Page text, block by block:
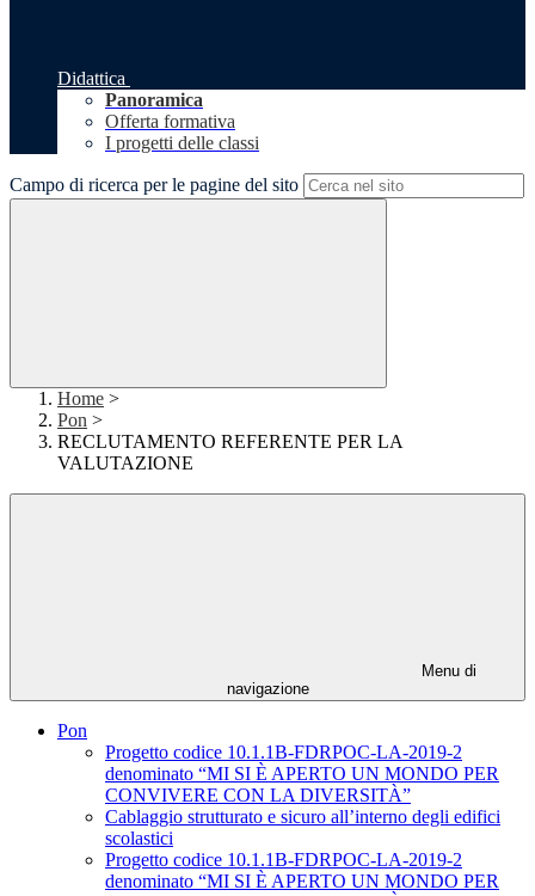
Didattica
Panoramica
Offerta formativa
I progetti delle classi
Campo di ricerca per le pagine del sito
Home >
Pon >
RECLUTAMENTO REFERENTE PER LA
VALUTAZIONE
Menu di
navigazione
Pon
Progetto codice 10.1.1B-FDRPOC-LA-2019-2
denominato “MI SI È APERTO UN MONDO PER
CONVIVERE CON LA DIVERSITÀ”
Cablaggio strutturato e sicuro all’interno degli edifici
scolastici
Progetto codice 10.1.1B-FDRPOC-LA-2019-2
denominato “MI SI È APERTO UN MONDO PER